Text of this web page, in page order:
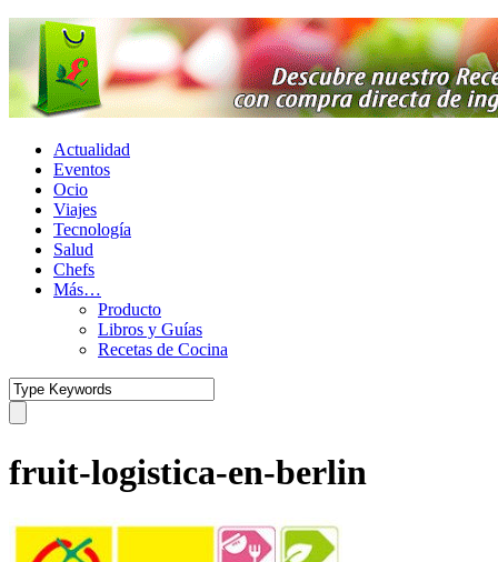
Actualidad
Eventos
Ocio
Viajes
Tecnología
Salud
Chefs
Más…
Producto
Libros y Guías
Recetas de Cocina
fruit-logistica-en-berlin